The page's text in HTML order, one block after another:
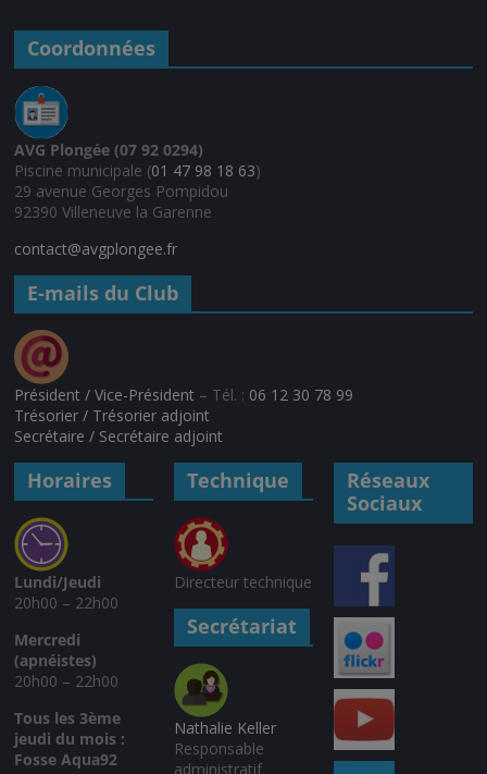
Coordonnées
AVG Plongée (07 92 0294)
Piscine municipale (01 47 98 18 63)
29 avenue Georges Pompidou
92390 Villeneuve la Garenne
contact@avgplongee.fr
E-mails du Club
Président / Vice-Président – Tél. : 06 12 30 78 99
Trésorier / Trésorier adjoint
Secrétaire / Secrétaire adjoint
Horaires
Lundi/Jeudi
20h00 – 22h00
Mercredi
(apnéistes)
20h00 – 22h00
Tous les 3ème
jeudi du mois :
Fosse Aqua92
Technique
Directeur technique
Secrétariat
Nathalie Keller
Responsable
administratif
Réseaux
Sociaux